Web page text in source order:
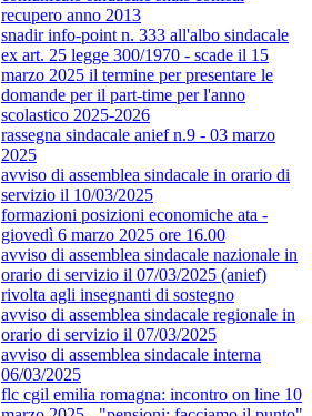
recupero anno 2013
snadir info-point n. 333 all'albo sindacale
ex art. 25 legge 300/1970 - scade il 15
marzo 2025 il termine per presentare le
domande per il part-time per l'anno
scolastico 2025-2026
rassegna sindacale anief n.9 - 03 marzo
2025
avviso di assemblea sindacale in orario di
servizio il 10/03/2025
formazioni posizioni economiche ata -
giovedì 6 marzo 2025 ore 16.00
avviso di assemblea sindacale nazionale in
orario di servizio il 07/03/2025 (anief)
rivolta agli insegnanti di sostegno
avviso di assemblea sindacale regionale in
orario di servizio il 07/03/2025
avviso di assemblea sindacale interna
06/03/2025
flc cgil emilia romagna: incontro on line 10